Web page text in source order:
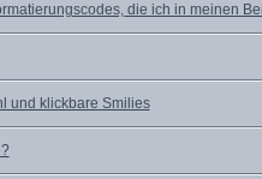
die ich in meinen
und klickbare Smilies